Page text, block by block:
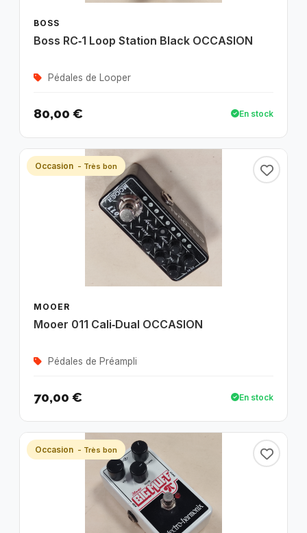
BOSS
Boss RC‑1 Loop Station Black OCCASION
Pédales de Looper
80,00 € En stock
Occasion - Très bon
MOOER
Mooer 011 Cali‑Dual OCCASION
Pédales de Préampli
70,00 € En stock
Occasion - Très bon